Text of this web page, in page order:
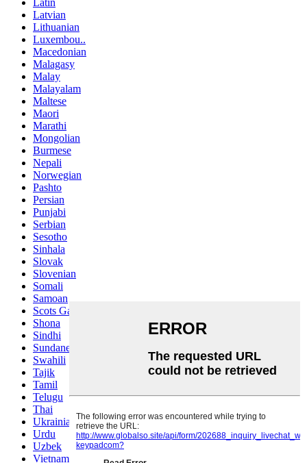
Latvian
Lithuanian
Luxembou..
Macedonian
Malagasy
Malay
Malayalam
Maltese
Maori
Marathi
Mongolian
Burmese
Nepali
Norwegian
Pashto
Persian
Punjabi
Serbian
Sesotho
Sinhala
Slovak
Slovenian
Somali
Samoan
Scots Gaelic
Shona
Sindhi
Sundanese
Swahili
Tajik
Tamil
Telugu
Thai
Ukrainian
Urdu
Uzbek
Vietnamese